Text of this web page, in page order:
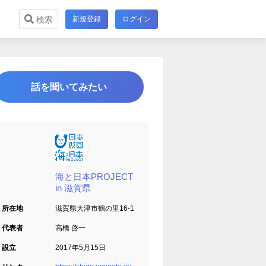
検索 新規登録 ログイン
話を聞いてみたい
海と日本PROJECT
in 滋賀県
所在地 滋賀県大津市鶴の里16-1
代表者 高橋 啓一
設立 2017年5月15日